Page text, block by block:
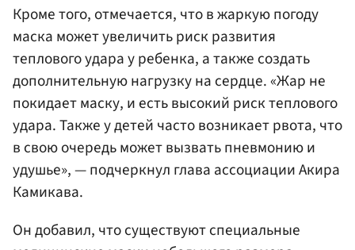
Кроме того, отмечается, что в жаркую погоду
маска может увеличить риск развития
теплового удара у ребенка, а также создать
дополнительную нагрузку на сердце. «Жар не
покидает маску, и есть высокий риск теплового
удара. Также у детей часто возникает рвота, что
в свою очередь может вызвать пневмонию и
удушье», — подчеркнул глава ассоциации Акира
Камикава.
Он добавил, что существуют специальные